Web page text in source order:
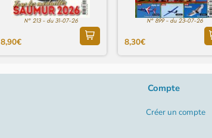
N° 213 - du 31-07-26
8,90€
N° 899 - du 23-07-26
8,30€
Compte
Créer un compte